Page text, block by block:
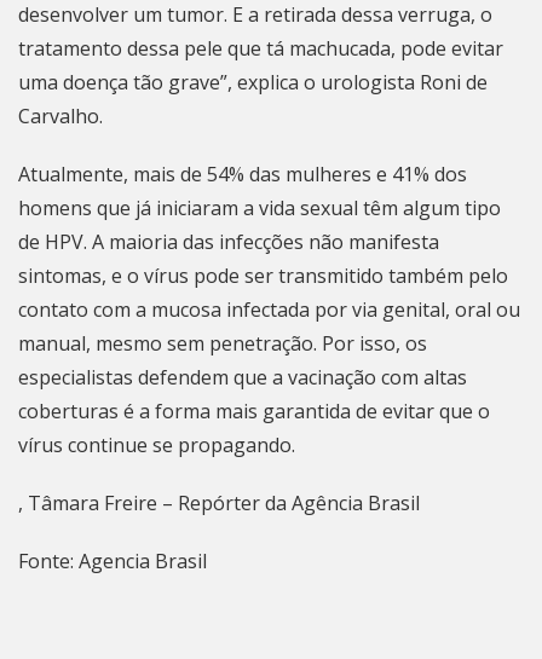
desenvolver um tumor. E a retirada dessa verruga, o
tratamento dessa pele que tá machucada, pode evitar
uma doença tão grave”, explica o urologista Roni de
Carvalho.
Atualmente, mais de 54% das mulheres e 41% dos
homens que já iniciaram a vida sexual têm algum tipo
de HPV. A maioria das infecções não manifesta
sintomas, e o vírus pode ser transmitido também pelo
contato com a mucosa infectada por via genital, oral ou
manual, mesmo sem penetração. Por isso, os
especialistas defendem que a vacinação com altas
coberturas é a forma mais garantida de evitar que o
vírus continue se propagando.
, Tâmara Freire – Repórter da Agência Brasil
Fonte: Agencia Brasil